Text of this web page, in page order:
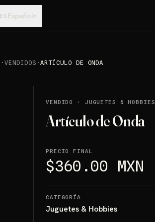
ES Español▾
·VENDIDOS · ARTÍCULO DE ONDA
VENDIDO · JUGUETES & HOBBIES
Artículo de Onda
PRECIO FINAL
$360.00 MXN
CATEGORÍA
Juguetes & Hobbies